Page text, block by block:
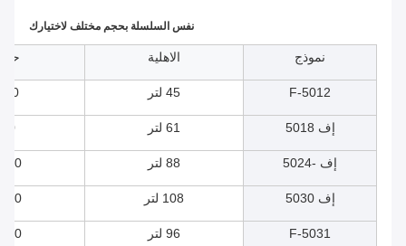
نفس السلسلة بحجم مختلف لاختيارك
نموذج الاهلية
F-5012 45 لتر * 300 * 300
إف 5018 61 لتر
إف -5024 88 لتر 550 × 400 × 400
إف 5030 108 لتر 600 × 450 × 400
F-5031 96 لتر 800 × 300 × 400